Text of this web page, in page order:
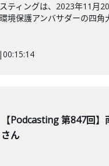
ティングは、2023年11月
境保護アンバサダーの四角
|00:15:14
【Podcasting 第847回】
さん